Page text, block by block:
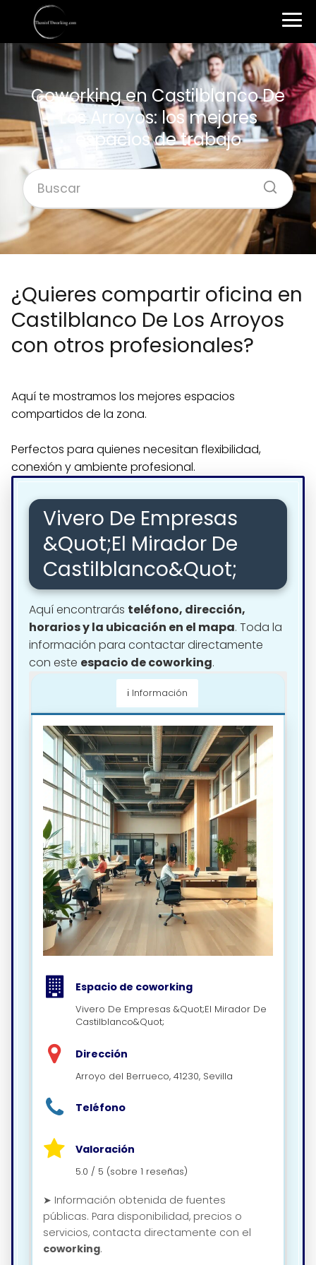
Coworking en Castilblanco De
Los Arroyos: los mejores
espacios de trabajo
¿Quieres compartir oficina en
Castilblanco De Los Arroyos
con otros profesionales?
Aquí te mostramos los mejores espacios
compartidos de la zona.
Perfectos para quienes necesitan flexibilidad,
conexión y ambiente profesional.
Vivero De Empresas
&Quot;El Mirador De
Castilblanco&Quot;
Aquí encontrarás teléfono, dirección,
horarios y la ubicación en el mapa. Toda la
información para contactar directamente
con este espacio de coworking.
ℹ️ Información
Espacio de coworking
Vivero De Empresas &Quot;El Mirador De
Castilblanco&Quot;
Dirección
Arroyo del Berrueco, 41230, Sevilla
Teléfono
Valoración
5.0 / 5 (sobre 1 reseñas)
➤ Información obtenida de fuentes
públicas. Para disponibilidad, precios o
servicios, contacta directamente con el
coworking.